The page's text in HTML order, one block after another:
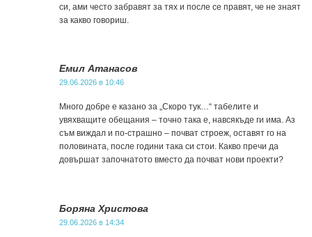
си, ами често забравят за тях и после се правят, че не знаят
за какво говориш.
Емил Атанасов
29.06.2026 в 10:46
Много добре е казано за „Скоро тук…“ табелите и
увяхващите обещания – точно така е, навсякъде ги има. Аз
съм виждал и по-страшно – почват строеж, оставят го на
половината, после години така си стои. Какво пречи да
довършат започнатото вместо да почват нови проекти?
Боряна Христова
29.06.2026 в 14:34